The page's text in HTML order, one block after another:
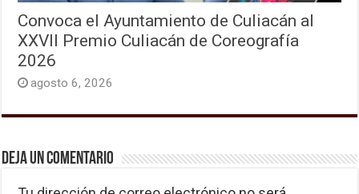
Convoca el Ayuntamiento de Culiacán al
XXVII Premio Culiacán de Coreografía
2026
agosto 6, 2026
Deja un comentario